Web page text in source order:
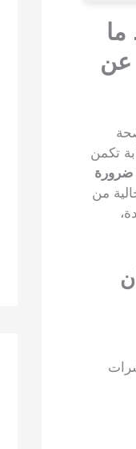
إلى شركة مكافحة حشرات في مغاغة؟ | 2. ما
هل تسأل عن
تكمن
ضرورة
من